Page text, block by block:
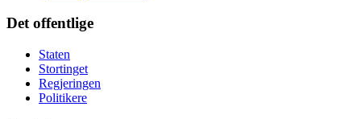
Det offentlige
Staten
Stortinget
Regjeringen
Politikere